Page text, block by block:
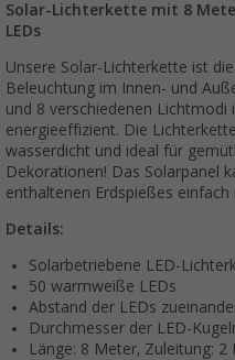
Solar-Lichterkette mit 8
LEDs
Unsere Solar-Lichterkette ist
Beleuchtung im Innen- und
und 8 verschiedenen
energieeffizient. Die
wasserdicht und ideal für
Dekorationen! Das Solarpanel
enthaltenen Erdspießes
Details:
Solarbetriebene LED-
50 warmweiße LEDs
Abstand der LEDs
Durchmesser der LED-
Länge: 8 Meter, Zuleitung: 2